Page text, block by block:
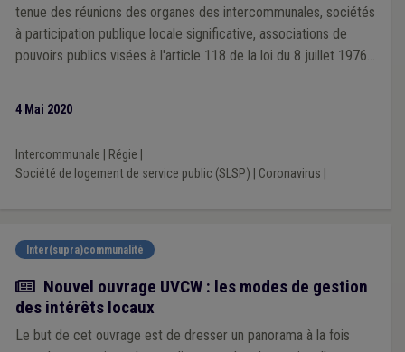
tenue des réunions des organes des intercommunales, sociétés
à participation publique locale significative, associations de
pouvoirs publics visées à l'article 118 de la loi du 8 juillet 1976
d’une société ou d’une association.
4 Mai 2020
Intercommunale Régie
Société de logement de service public (SLSP)
Coronavirus
Inter(supra)communalité
Actualité
Nouvel ouvrage UVCW : les modes de gestion
des intérêts locaux
Le but de cet ouvrage est de dresser un panorama à la fois